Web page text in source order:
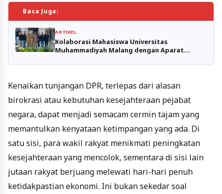
Baca Juga:
ARTIKEL
Kolaborasi Mahasiswa Universitas
Muhammadiyah Malang dengan Aparat
Form untuk Efisiensi Administrasi dan
Kenaikan tunjangan DPR, terlepas dari alasan
birokrasi atau kebutuhan kesejahteraan pejabat
negara, dapat menjadi semacam cermin tajam yang
memantulkan kenyataan ketimpangan yang ada. Di
satu sisi, para wakil rakyat menikmati peningkatan
kesejahteraan yang mencolok, sementara di sisi lain
jutaan rakyat berjuang melewati hari-hari penuh
ketidakpastian ekonomi. Ini bukan sekedar soal